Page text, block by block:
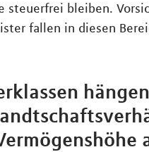
steuerfrei bleiben.
fallen in diesen